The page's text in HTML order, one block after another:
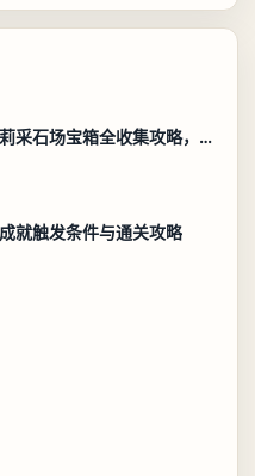
明日方舟终末地阿伯莉采石场宝箱全收集攻略，全点位分布图与路线
就触发条件与通关攻略